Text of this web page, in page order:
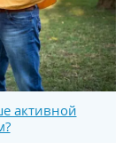
активной